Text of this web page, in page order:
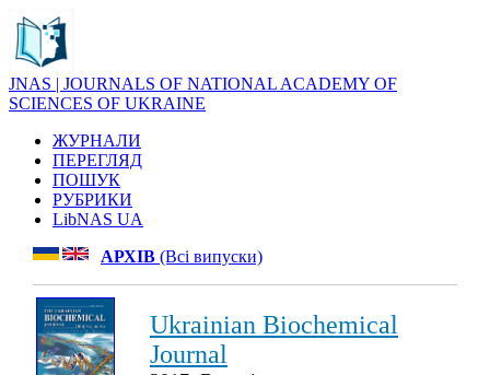
JNAS | JOURNALS OF NATIONAL ACADEMY OF
SCIENCES OF UKRAINE
ЖУРНАЛИ
ПЕРЕГЛЯД
ПОШУК
РУБРИКИ
LibNAS UA
АРХІВ (Всі випуски)
Ukrainian Biochemical
Journal